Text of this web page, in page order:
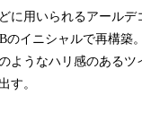
に用いられるアールデ
のイニシャルで再構築。
ようなハリ感のあるツ
す。